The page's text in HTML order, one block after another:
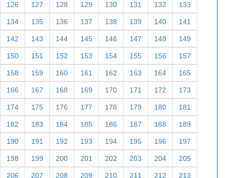
126 127 128 129 130 131 132 133
134 135 136 137 138 139 140 141
142 143 144 145 146 147 148 149
150 151 152 153 154 155 156 157
158 159 160 161 162 163 164 165
166 167 168 169 170 171 172 173
174 175 176 177 178 179 180 181
182 183 184 185 186 187 188 189
190 191 192 193 194 195 196 197
198 199 200 201 202 203 204 205
206 207 208 209 210 211 212 213